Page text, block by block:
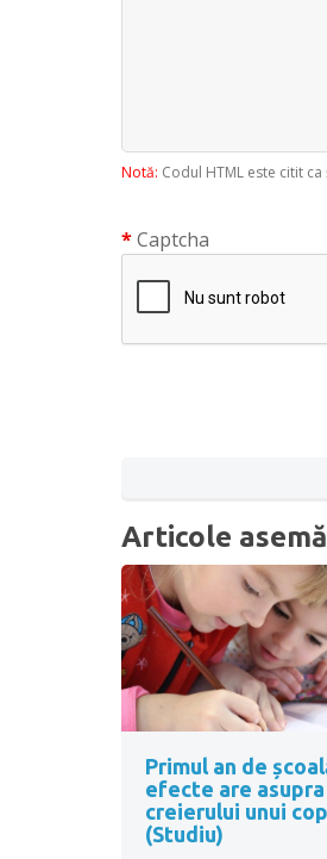
Notă: Codul HTML este citit ca
Captcha
Articole
Primul an de
efecte are asupra
creierului unui
(Studiu)